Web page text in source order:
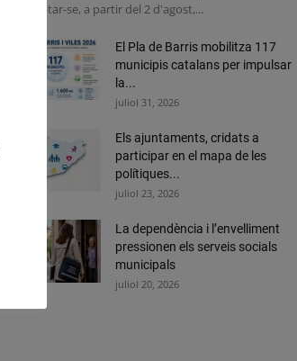
d'adaptar-se, a partir del 2 d'agost,...
El Pla de Barris mobilitza 117
municipis catalans per impulsar
la...
juliol 31, 2026
Els ajuntaments, cridats a
participar en el mapa de les
polítiques...
juliol 23, 2026
La dependència i l’envelliment
pressionen els serveis socials
municipals
juliol 20, 2026